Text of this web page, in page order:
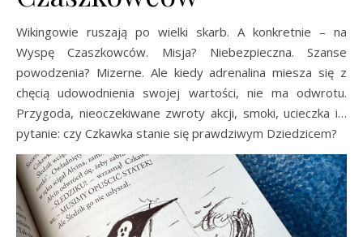
Wikingowie ruszają po wielki skarb. A konkretnie – na
Wyspę Czaszkowców. Misja? Niebezpieczna. Szanse
powodzenia? Mizerne. Ale kiedy adrenalina miesza się z
chęcią udowodnienia swojej wartości, nie ma odwrotu.
Przygoda, nieoczekiwane zwroty akcji, smoki, ucieczka i…
pytanie: czy Czkawka stanie się prawdziwym Dziedzicem?